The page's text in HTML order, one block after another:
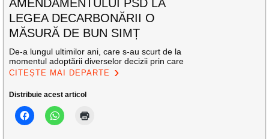
AMENDAMENTULUI PSD LA
LEGEA DECARBONĂRII O
MĂSURĂ DE BUN SIMȚ
De-a lungul ultimilor ani, care s-au scurt de la
momentul adoptării diverselor decizii prin care
CITEȘTE MAI DEPARTE
Distribuie acest articol